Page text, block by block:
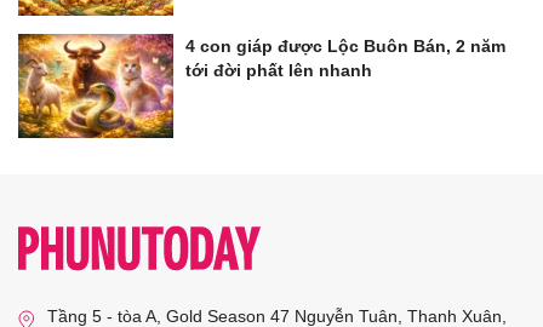
4 con giáp được Lộc Buôn Bán, 2 năm
tới đời phất lên nhanh
Tầng 5 - tòa A, Gold Season 47 Nguyễn Tuân, Thanh Xuân,